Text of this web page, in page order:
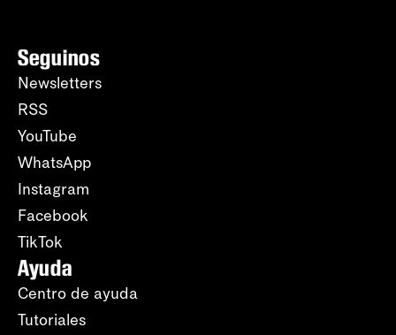
Seguinos
Newsletters
RSS
YouTube
WhatsApp
Instagram
Facebook
TikTok
Ayuda
Centro de ayuda
Tutoriales